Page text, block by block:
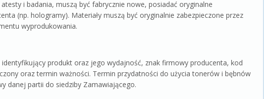
i badania, muszą być fabrycznie nowe, posiadać oryginalne
(np. hologramy). Materiały muszą być oryginalnie zabezpieczone przez
wyprodukowania.
produkt oraz jego wydajność, znak firmowy producenta, kod
oraz termin ważności. Termin przydatności do użycia tonerów i bębnów
danej partii do siedziby Zamawiającego.